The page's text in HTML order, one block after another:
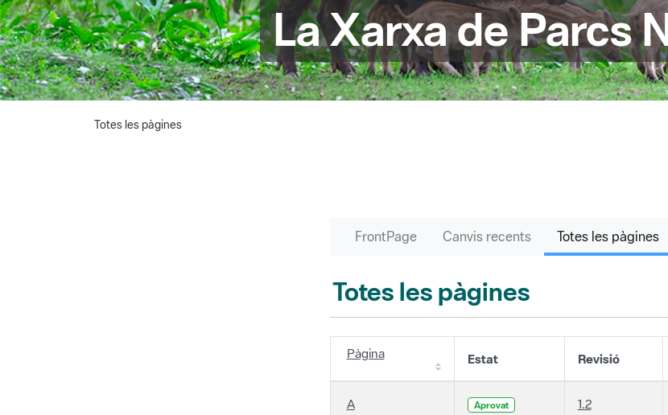
La Xarxa de Parcs
Totes les pàgines
FrontPage Canvis recents Totes les pàgines
Totes les pàgines
Pàgina Estat Revisió
A Aprovat 1.2